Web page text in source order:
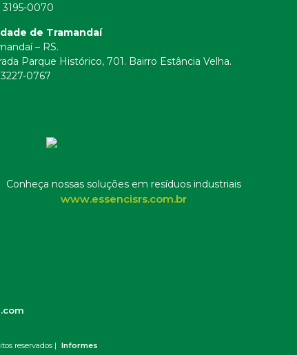
3195-0070
de Tramandaí
– RS.
Parque Histórico, 701. Bairro Estância Velha.
3227-0767
Conheça nossas soluções em resíduos industriais
www.essencisrs.com.br
reservados | Informes